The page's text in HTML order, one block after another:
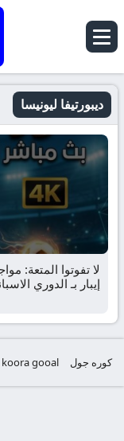
ديبورتيفا ليونيسا
لا تفوتوا المتعة:
إيبار بـ الدوري
كوره جول koora gooal